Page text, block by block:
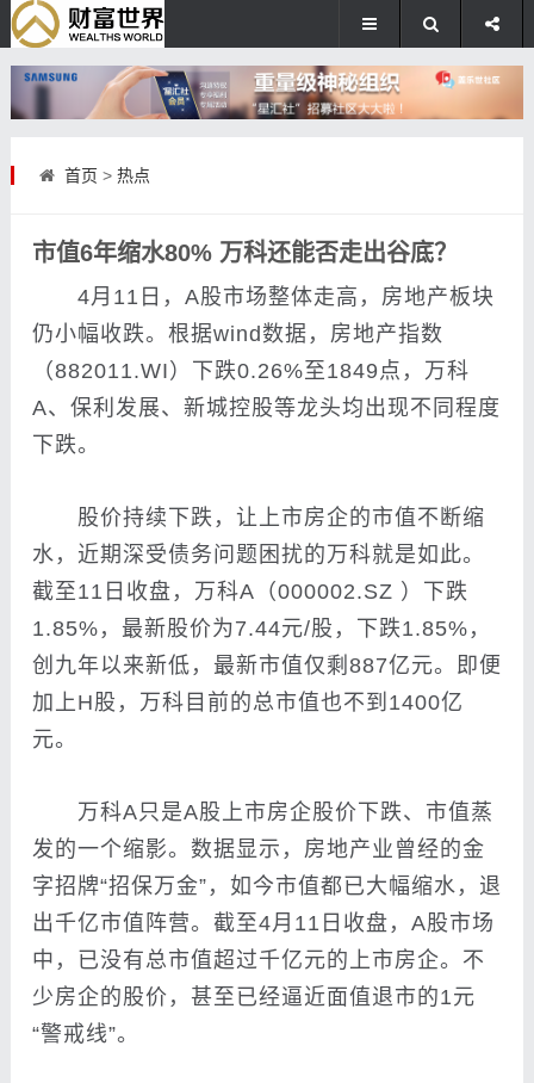
首页 > 热点
市值6年缩水80% 万科还能否走出谷底？
4月11日，A股市场整体走高，房地产板块
仍小幅收跌。根据wind数据，房地产指数
（882011.WI）下跌0.26%至1849点， 万科
A、 保利发展、 新城控股等龙头均出现不同程度
下跌。
股价持续下跌，让上市房企的市值不断缩
水，近期深受债务问题困扰的万科就是如此。
截至11日收盘，万科A（000002.SZ ）下跌
1.85%，最新股价为7.44元/股，下跌1.85%，
创九年以来新低，最新市值仅剩887亿元。即便
加上H股，万科目前的总市值也不到1400亿
元。
万科A只是A股上市房企股价下跌、市值蒸
发的一个缩影。数据显示，房地产业曾经的金
字招牌“招保万金”，如今市值都已大幅缩水，退
出千亿市值阵营。截至4月11日收盘，A股市场
中，已没有总市值超过千亿元的上市房企。不
少房企的股价，甚至已经逼近面值退市的1元
“警戒线”。